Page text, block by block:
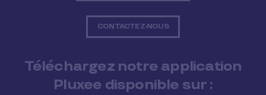
CONTACTEZ-NOUS
Téléchargez notre application
Pluxee disponible sur :